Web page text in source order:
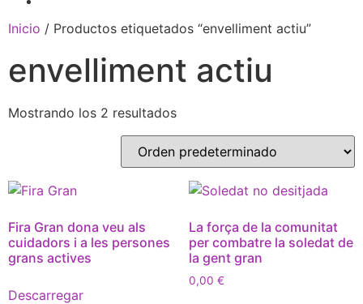
Inicio / Productos etiquetados “envelliment actiu”
envelliment actiu
Mostrando los 2 resultados
Fira Gran dona veu als
cuidadors i a les persones
grans actives
Descarregar
La força de la comunitat
per combatre la soledat de
la gent gran
0,00 €